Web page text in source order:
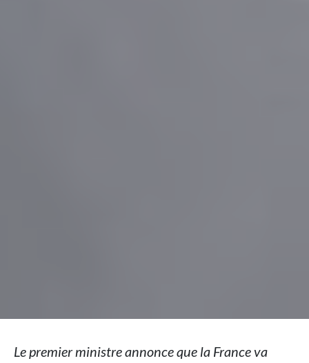
Le premier ministre annonce que la France va